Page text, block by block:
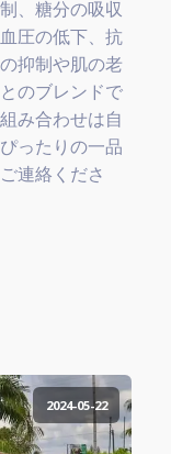
、糖分の吸収
圧の低下、抗
抑制や肌の老
のブレンドで
み合わせは自
ったりの一品
連絡くださ
2024-05-22